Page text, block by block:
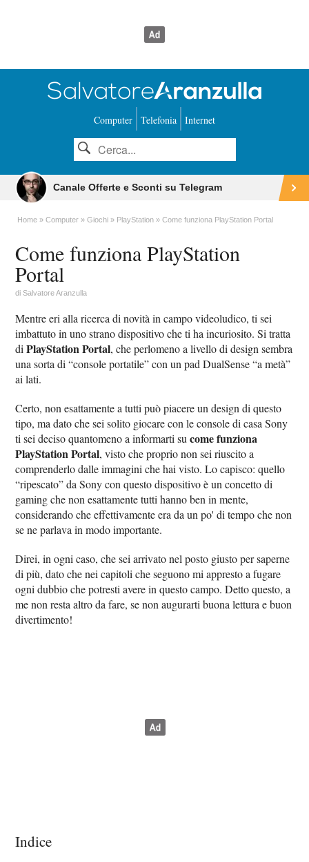
Computer Telefonia Internet
Canale Offerte e Sconti su Telegram
Home Computer Giochi PlayStation Come funziona PlayStation Portal
Come funziona PlayStation
Portal
diSalvatore Aranzulla
Mentre eri alla ricerca di novità in campo videoludico, ti sei
imbattuto in uno strano dispositivo che ti ha incuriosito. Si tratta
diPlayStation Portal, che perlomeno a livello di design sembra
una sorta di “console portatile” con un pad DualSense “a metà”
ai lati.
Certo, non esattamente a tutti può piacere un design di questo
tipo, ma dato che sei solito giocare con le console di casa Sony
ti sei deciso quantomeno a informarti sucome funziona
PlayStation Portal, visto che proprio non sei riuscito a
comprenderlo dalle immagini che hai visto. Lo capisco: quello
“ripescato” da Sony con questo dispositivo è un concetto di
gaming che non esattamente tutti hanno ben in mente,
considerando che effettivamente era da un po' di tempo che non
se ne parlava in modo importante.
Direi, in ogni caso, che sei arrivato nel posto giusto per saperne
di più, dato che nei capitoli che seguono mi appresto a fugare
ogni dubbio che potresti avere in questo campo. Detto questo, a
me non resta altro da fare, se non augurarti buona lettura e buon
divertimento!
Indice